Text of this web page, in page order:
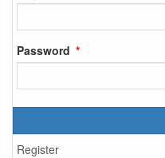
Password
Register